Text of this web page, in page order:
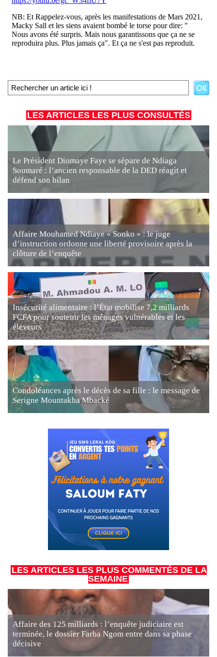
LES ARTICLES LES PLUS CONSULTÉS
Le Président Diomaye Faye se sépare de Ndiaga
Soumaré : l’ancien responsable de la DED réagit et
défend son bilan
Affaire Mouhamed Ndiaye « Sonko » : le juge
d’instruction ordonne une liberté provisoire après la
clôture de l’enquête
Insécurité alimentaire : l’État mobilise 7,2 milliards
FCFA pour soutenir les ménages vulnérables et les
éleveurs
Condoléances après le décès de sa fille : le message de
Serigne Mountakha Mbacké
LES ARTICLES LES PLUS COMMENTÉS DE LA
SEMAINE
Affaire des 125 milliards : l’enquête judiciaire est
terminée, le dossier Farba Ngom entre dans sa phase
décisive